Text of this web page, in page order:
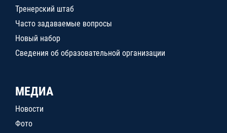
Тренерский штаб
Часто задаваемые вопросы
Новый набор
Сведения об образовательной организации
МЕДИА
Новости
Фото